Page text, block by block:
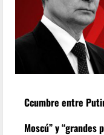
Ccumbre entre
Moscú” y “grandes